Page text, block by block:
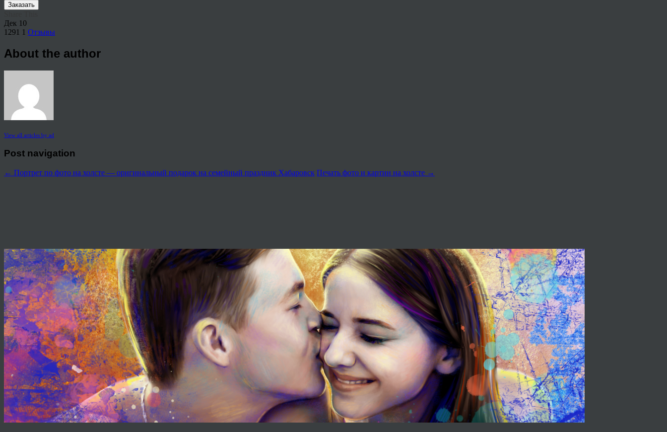
Заказать
Дек 10
1291 1 Отзывы
About the author
View all articles by ad
Post navigation
← Портрет по фото на холсте — оригинальный подарок на семейный праздник Хабаровск Печать фото и картин на холсте →